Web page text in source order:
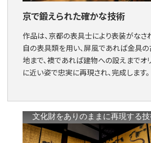
京で鍛えられた確かな技術
作品は、京都の表具士により表装がなさ
自の表具類を用い、屏風であれば金具
地まで、襖であれば建物への設えまでオ
に近い姿で忠実に再現され、完成します。